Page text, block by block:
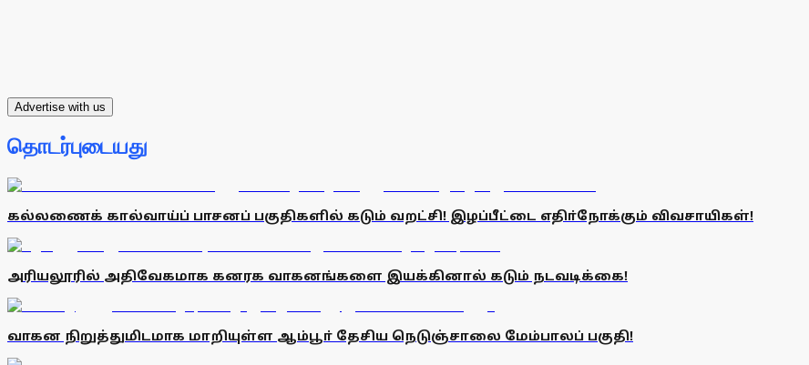
Advertise with us
தொடர்புடையது
கல்லணைக் கால்வாய்ப் பாசனப் பகுதிகளில் கடும் வறட்சி! இழப்பீட்டை எதிா்நோக்கும் விவசாயிகள்!
அரியலூரில் அதிவேகமாக கனரக வாகனங்களை இயக்கினால் கடும் நடவடிக்கை!
வாகன நிறுத்துமிடமாக மாறியுள்ள ஆம்பூா் தேசிய நெடுஞ்சாலை மேம்பாலப் பகுதி!